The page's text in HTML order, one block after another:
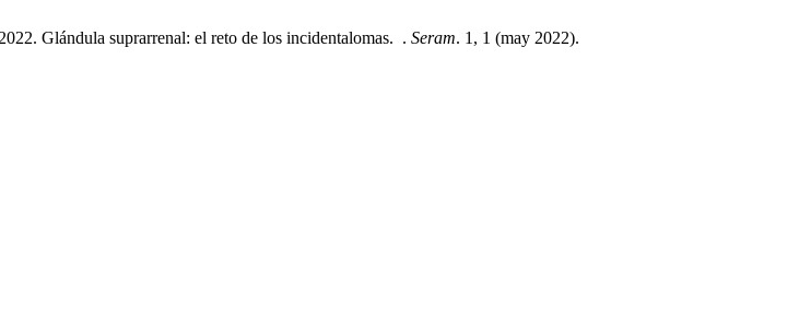
Glándula suprarrenal: el reto de los incidentalomas. . Seram. 1, 1 (may 2022).